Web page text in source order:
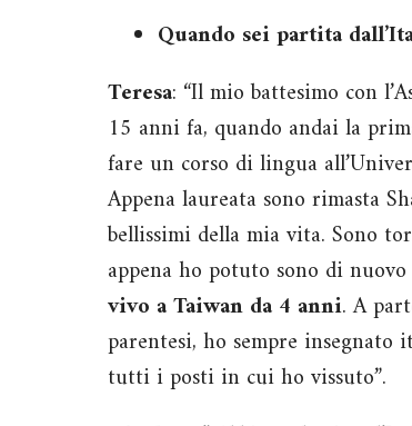
Quando sei partita
Teresa: “Il mio battesimo con
15 anni fa, quando andai la
fare un corso di lingua
Appena laureata sono rimasta
bellissimi della mia vita. Sono
appena ho potuto sono di
vivo a Taiwan da 4 anni. A
parentesi, ho sempre insegnato
tutti i posti in cui ho vissuto”.